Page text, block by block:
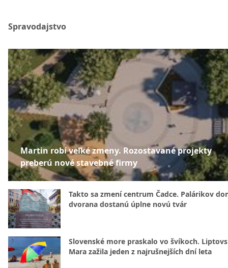
Spravodajstvo
Martin robí veľké zmeny. Rozostavané projekty
preberú nové stavebné firmy
Takto sa zmení centrum Čadce. Palárikov
dvorana dostanú úplne novú tvár
Slovenské more praskalo vo švíkoch.
Mara zažila jeden z najrušnejších dní leta